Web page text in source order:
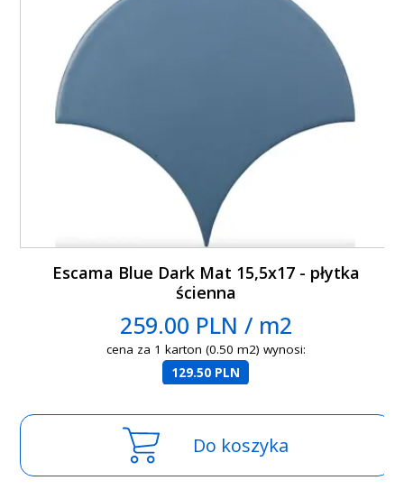
Escama Blue Dark Mat 15,5x17 - płytka
ścienna
259.00 PLN / m2
cena za 1 karton (0.50 m2) wynosi:
129.50 PLN
Do koszyka